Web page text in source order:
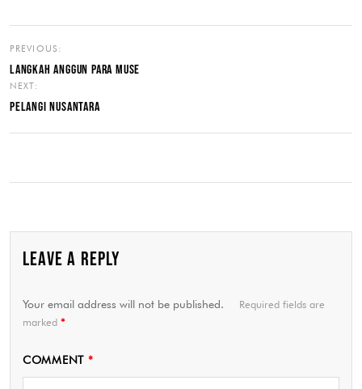
PREVIOUS:
LANGKAH ANGGUN PARA MUSE
NEXT:
PELANGI NUSANTARA
LEAVE A REPLY
Your email address will not be published.
Required fields are
marked *
COMMENT *